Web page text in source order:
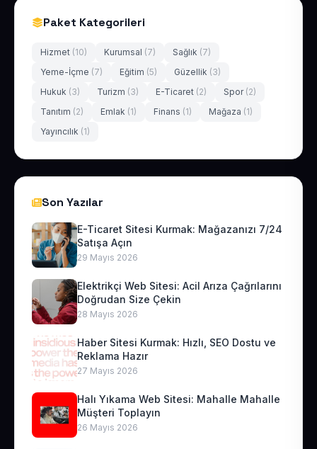
Paket Kategorileri
Hizmet (10) Kurumsal (7) Sağlık (7)
Yeme-İçme (7) Eğitim (5) Güzellik (3)
Hukuk (3) Turizm (3) E-Ticaret (2) Spor (2)
Tanıtım (2) Emlak (1) Finans (1) Mağaza (1)
Yayıncılık (1)
Son Yazılar
E-Ticaret Sitesi Kurmak: Mağazanızı 7/24
Satışa Açın
29 Mayıs 2026
Elektrikçi Web Sitesi: Acil Arıza Çağrılarını
Doğrudan Size Çekin
28 Mayıs 2026
Haber Sitesi Kurmak: Hızlı, SEO Dostu ve
Reklama Hazır
27 Mayıs 2026
Halı Yıkama Web Sitesi: Mahalle Mahalle
Müşteri Toplayın
26 Mayıs 2026